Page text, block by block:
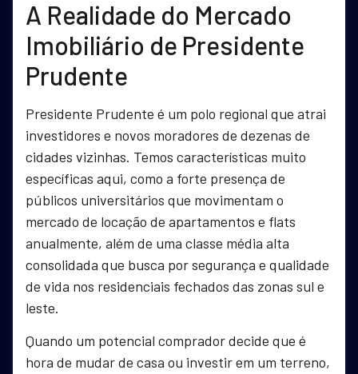
A Realidade do Mercado
Imobiliário de Presidente
Prudente
Presidente Prudente é um polo regional que atrai
investidores e novos moradores de dezenas de
cidades vizinhas. Temos características muito
específicas aqui, como a forte presença de
públicos universitários que movimentam o
mercado de locação de apartamentos e flats
anualmente, além de uma classe média alta
consolidada que busca por segurança e qualidade
de vida nos residenciais fechados das zonas sul e
leste.
Quando um potencial comprador decide que é
hora de mudar de casa ou investir em um terreno,